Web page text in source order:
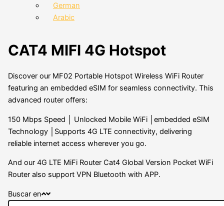
German
Arabic
CAT4 MIFI 4G Hotspot
Discover our MF02 Portable Hotspot Wireless WiFi Router
featuring an embedded eSIM for seamless connectivity. This
advanced router offers:
150 Mbps Speed │ Unlocked Mobile WiFi │embedded eSIM
Technology │Supports 4G LTE connectivity, delivering
reliable internet access wherever you go.
And our 4G LTE MiFi Router Cat4 Global Version Pocket WiFi
Router also support VPN Bluetooth with APP.
Buscar en